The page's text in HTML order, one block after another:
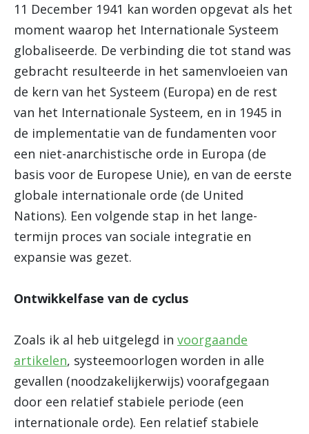
11 December 1941 kan worden opgevat als het
moment waarop het Internationale Systeem
globaliseerde. De verbinding die tot stand was
gebracht resulteerde in het samenvloeien van
de kern van het Systeem (Europa) en de rest
van het Internationale Systeem, en in 1945 in
de implementatie van de fundamenten voor
een niet-anarchistische orde in Europa (de
basis voor de Europese Unie), en van de eerste
globale internationale orde (de United
Nations). Een volgende stap in het lange-
termijn proces van sociale integratie en
expansie was gezet.
Ontwikkelfase van de cyclus
Zoals ik al heb uitgelegd in voorgaande
artikelen, systeemoorlogen worden in alle
gevallen (noodzakelijkerwijs) voorafgegaan
door een relatief stabiele periode (een
internationale orde). Een relatief stabiele